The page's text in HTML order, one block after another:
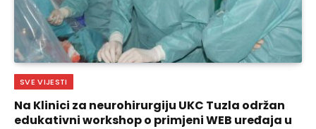
SVE VIJESTI
Na Klinici za neurohirurgiju UKC Tuzla održan
edukativni workshop o primjeni WEB uređaja u